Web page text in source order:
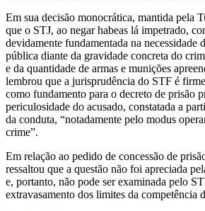
Em sua decisão monocrática, mantida pela
que o STJ, ao negar habeas lá impetrado,
devidamente fundamentada na necessidade
pública diante da gravidade concreta do
e da quantidade de armas e munições
lembrou que a jurisprudência do STF é
como fundamento para o decreto de prisão
periculosidade do acusado, constatada a
da conduta, “notadamente pelo modus
crime”.
Em relação ao pedido de concessão de
ressaltou que a questão não foi apreciada
e, portanto, não pode ser examinada pelo
extravasamento dos limites da competência